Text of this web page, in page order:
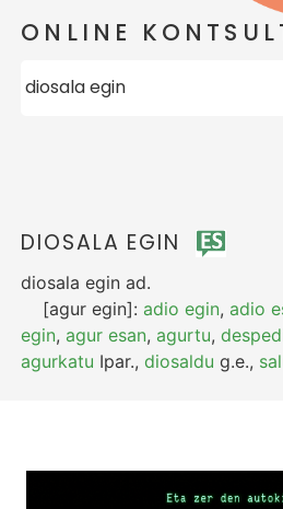
ONLINE
DIOSALA EGIN
diosala egin ad.
[agur egin]:adio egin,adio
egin,agur esan,agurtu,
agurkatu Ipar.,diosaldu g.e.,